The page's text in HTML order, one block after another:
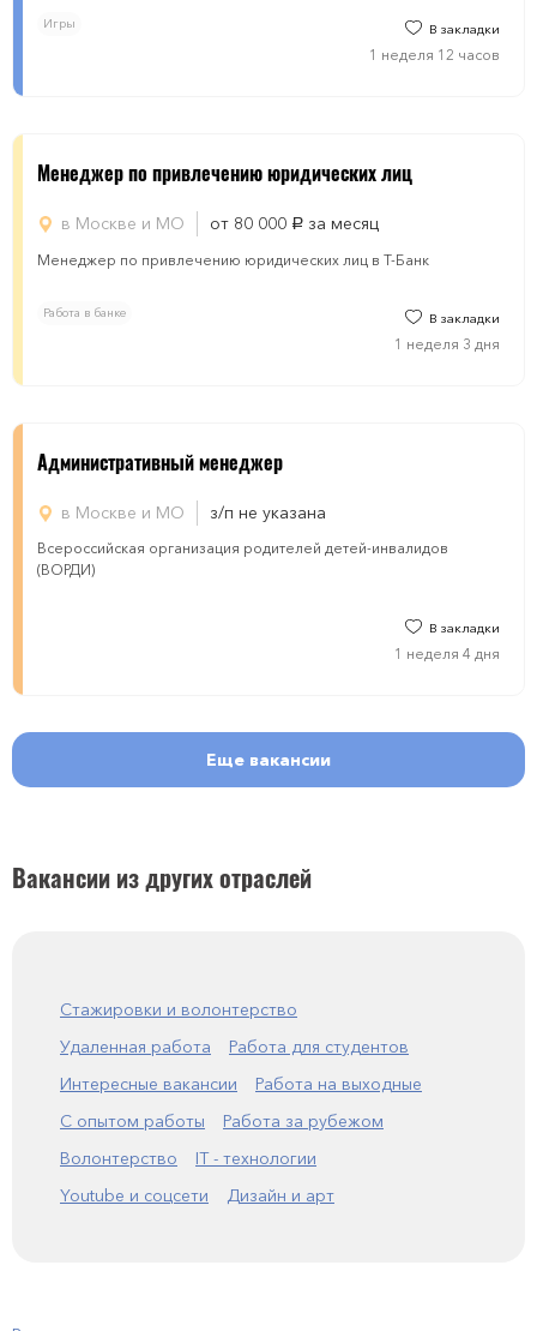
Игры В закладки
1 неделя 12 часов
Менеджер по привлечению юридических лиц
в Москве и МО от 80 000 руб. за месяц
Менеджер по привлечению юридических лиц в Т-Банк
Работа в банке В закладки
1 неделя 3 дня
Административный менеджер
в Москве и МО з/п не указана
Всероссийская организация родителей детей-инвалидов
(ВОРДИ)
В закладки
1 неделя 4 дня
Еще вакансии
Вакансии из других отраслей
Стажировки и волонтерство
Удаленная работа
Работа для студентов
Интересные вакансии
Работа на выходные
С опытом работы
Работа за рубежом
Волонтерство
IT - технологии
Youtube и соцсети
Дизайн и арт